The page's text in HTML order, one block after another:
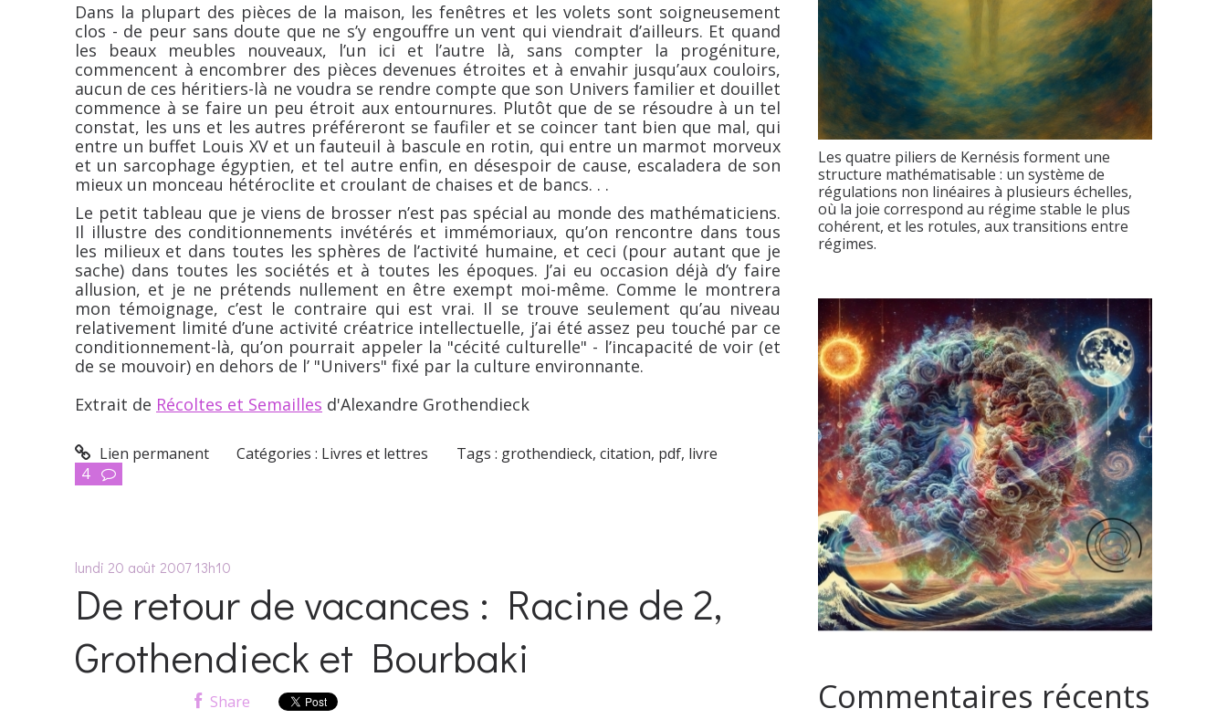
Dans la plupart des pièces de la maison, les fenêtres et les volets sont soigneusement
clos - de peur sans doute que ne s’y engouffre un vent qui viendrait d’ailleurs. Et quand
les beaux meubles nouveaux, l’un ici et l’autre là, sans compter la progéniture,
commencent à encombrer des pièces devenues étroites et à envahir jusqu’aux couloirs,
aucun de ces héritiers-là ne voudra se rendre compte que son Univers familier et douillet
commence à se faire un peu étroit aux entournures. Plutôt que de se résoudre à un tel
constat, les uns et les autres préféreront se faufiler et se coincer tant bien que mal, qui
entre un buffet Louis XV et un fauteuil à bascule en rotin, qui entre un marmot morveux
et un sarcophage égyptien, et tel autre enfin, en désespoir de cause, escaladera de son
mieux un monceau hétéroclite et croulant de chaises et de bancs. . .
Le petit tableau que je viens de brosser n’est pas spécial au monde des mathématiciens.
Il illustre des conditionnements invétérés et immémoriaux, qu’on rencontre dans tous
les milieux et dans toutes les sphères de l’activité humaine, et ceci (pour autant que je
sache) dans toutes les sociétés et à toutes les époques. J’ai eu occasion déjà d’y faire
allusion, et je ne prétends nullement en être exempt moi-même. Comme le montrera
mon témoignage, c’est le contraire qui est vrai. Il se trouve seulement qu’au niveau
relativement limité d’une activité créatrice intellectuelle, j’ai été assez peu touché par ce
conditionnement-là, qu’on pourrait appeler la "cécité culturelle" - l’incapacité de voir (et
de se mouvoir) en dehors de l’ "Univers" fixé par la culture environnante.
Extrait de Récoltes et Semailles d'Alexandre Grothendieck
Lien permanent Catégories : Livres et lettres Tags : grothendieck,citation, pdf, livre
4
lundi 20 août 2007 13h10
De retour de vacances : Racine de 2,
Grothendieck et Bourbaki
Share
Les quatre piliers de Kernésis forment une
structure mathématisable : un système de
régulations non linéaires à plusieurs échelles,
où la joie correspond au régime stable le plus
cohérent, et les rotules, aux transitions entre
régimes.
Commentaires récents